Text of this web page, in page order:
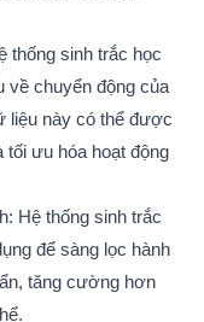
thống sinh trắc học
về chuyển động của
liệu này có thể được
ưu hóa hoạt động
Hệ thống sinh trắc
để sàng lọc hành
tăng cường hơn